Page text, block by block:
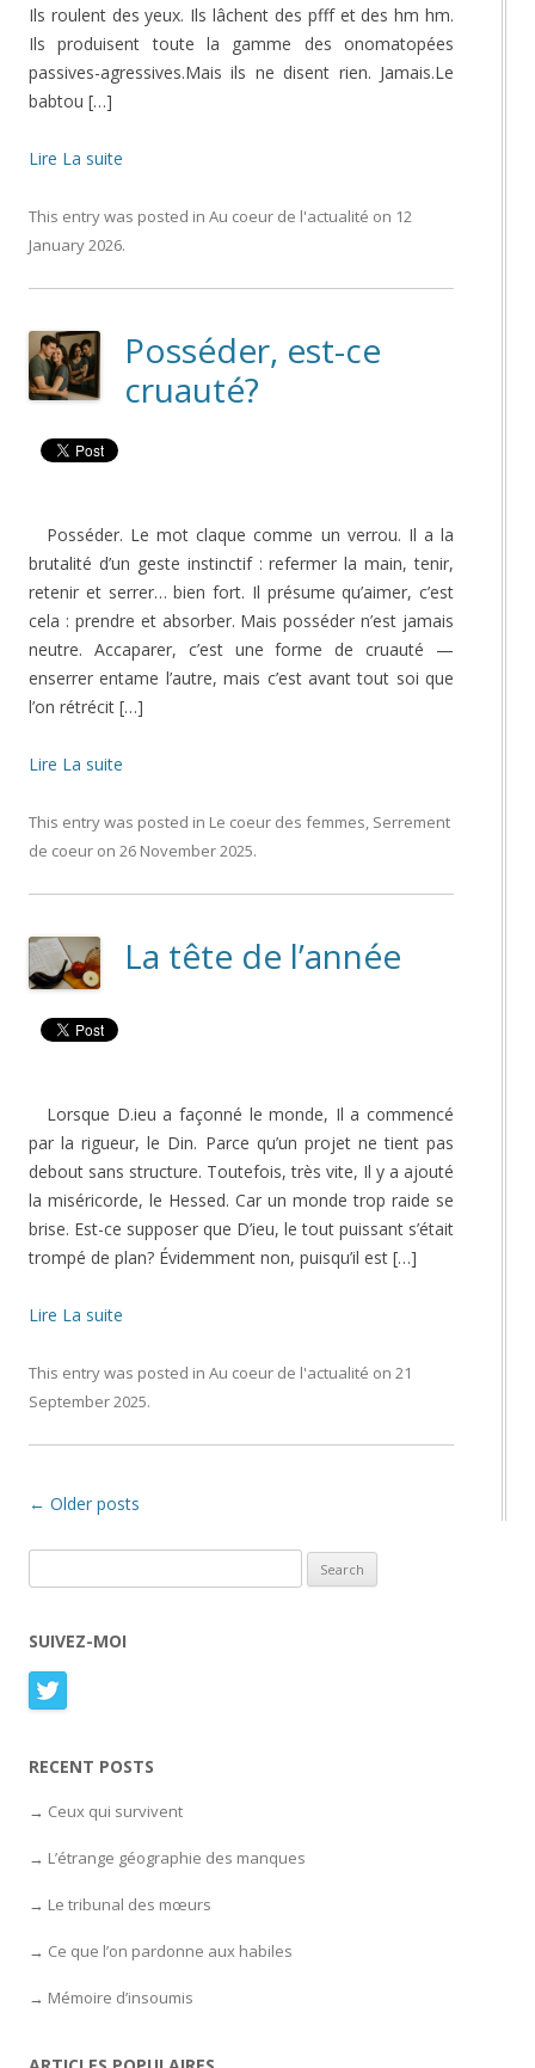
Ils roulent des yeux. Ils lâchent des pfff et des hm hm.
Ils produisent toute la gamme des onomatopées
passives-agressives.Mais ils ne disent rien. Jamais.Le
babtou […]
Lire La suite
This entry was posted in Au coeur de l'actualité on 12
January 2026.
Posséder, est-ce
cruauté?
Posséder. Le mot claque comme un verrou. Il a la
brutalité d’un geste instinctif : refermer la main, tenir,
retenir et serrer… bien fort. Il présume qu’aimer, c’est
cela : prendre et absorber. Mais posséder n’est jamais
neutre. Accaparer, c’est une forme de cruauté —
enserrer entame l’autre, mais c’est avant tout soi que
l’on rétrécit […]
Lire La suite
This entry was posted in Le coeur des femmes Serrement
de coeur on 26 November 2025.
La tête de l’année
Lorsque D.ieu a façonné le monde, Il a commencé
par la rigueur, le Din. Parce qu’un projet ne tient pas
debout sans structure. Toutefois, très vite, Il y a ajouté
la miséricorde, le Hessed. Car un monde trop raide se
brise. Est-ce supposer que D’ieu, le tout puissant s’était
trompé de plan? Évidemment non, puisqu’il est […]
Lire La suite
This entry was posted in Au coeur de l'actualité on 21
September 2025.
Post navigation
← Older posts
SUIVEZ-MOI
RECENT POSTS
Ceux qui survivent
L’étrange géographie des manques
Le tribunal des mœurs
Ce que l’on pardonne aux habiles
Mémoire d’insoumis